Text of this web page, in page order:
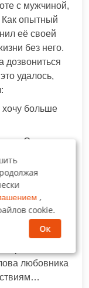
с мужчиной,
Как опытный
её своей
без него.
удалось,
больше
Ольга.
себя
то должен…а
бы
ты
танк…
одно: вся
любовника
,
cookie.
Ок